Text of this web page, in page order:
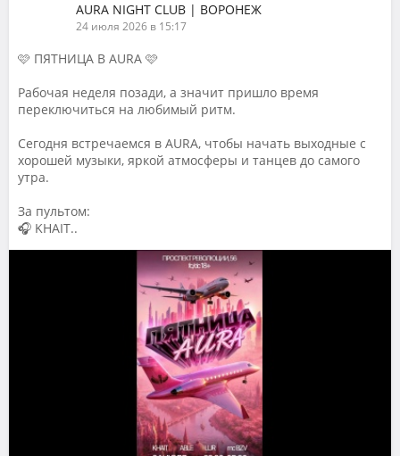
AURA NIGHT CLUB | ВОРОНЕЖ
24 июля 2026 в 15:17
🩷 ПЯТНИЦА В AURA 🩷
Рабочая неделя позади, а значит пришло время
переключиться на любимый ритм.
Сегодня встречаемся в AURA, чтобы начать выходные с
хорошей музыки, яркой атмосферы и танцев до самого
утра.
За пультом:
🎧 KHAIT..